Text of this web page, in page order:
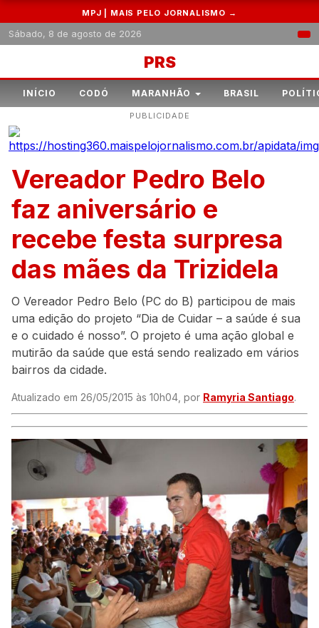
MPJ | MAIS PELO JORNALISMO →
Sábado, 8 de agosto de 2026
PRS
INÍCIO CODÓ MARANHÃO BRASIL
PUBLICIDADE
Vereador Pedro Belo
faz aniversário e
recebe festa surpresa
das mães da Trizidela
O Vereador Pedro Belo (PC do B) participou de mais
uma edição do projeto “Dia de Cuidar – a saúde é sua
e o cuidado é nosso”. O projeto é uma ação global e
mutirão da saúde que está sendo realizado em vários
bairros da cidade.
Atualizado em 26/05/2015 às 10h04, por Ramyria Santiago.